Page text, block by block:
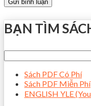
BẠN TÌM
Sách PDF Có Phí
Sách PDF Miễn Phí
ENGLISH YLE